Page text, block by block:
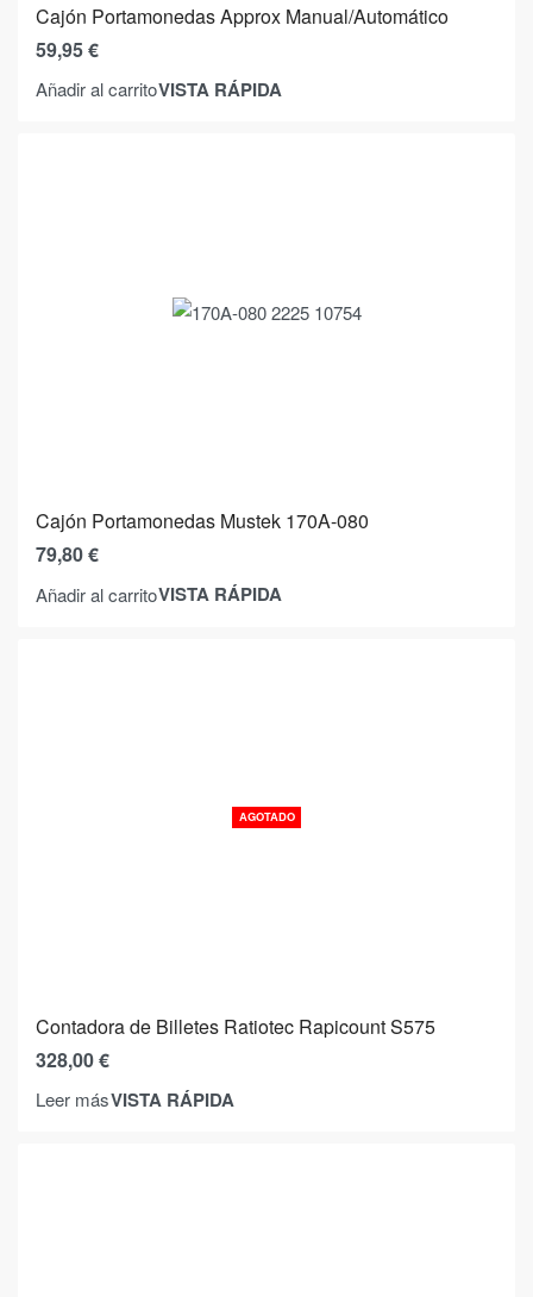
Cajón Portamonedas Approx Manual/Automático
59,95€
Añadir al carritoVISTA RÁPIDA
Cajón Portamonedas Mustek 170A-080
79,80€
Añadir al carritoVISTA RÁPIDA
AGOTADO
Contadora de Billetes Ratiotec Rapicount S575
328,00€
Leer másVISTA RÁPIDA